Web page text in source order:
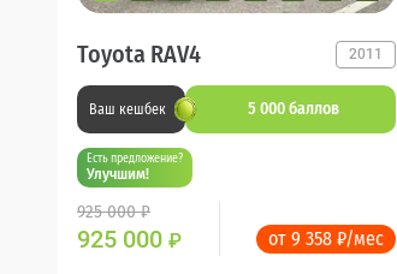
Toyota RAV4 2011
Ваш кешбек 5 000 баллов
Есть предложение?
Улучшим!
925 000 ₽
925 000 ₽ от 9 358 ₽/мес